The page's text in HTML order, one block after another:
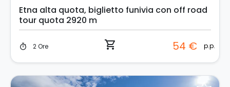
Etna alta quota, biglietto funivia con off road
tour quota 2920 m
timer 2 Ore shopping_cart 54 € p.p.